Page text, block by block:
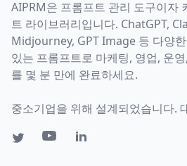
AIPRM은 프롬프트 관리 도구이자
트 라이브러리입니다. ChatGPT,
Midjourney, GPT Image 등 다양
있는 프롬프트로 마케팅, 영업, 운
를 몇 분 만에 완료하세요.
중소기업을 위해 설계되었습니다.